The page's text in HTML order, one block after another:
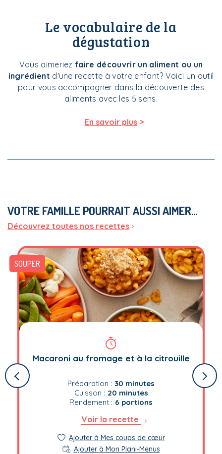
Le vocabulaire de la
dégustation
Vous aimeriez faire découvrir un aliment ou un
ingrédient d'une recette à votre enfant? Voici un outil
pour vous accompagner dans la découverte des
aliments avec les 5 sens.
En savoir plus >
VOTRE FAMILLE POURRAIT AUSSI AIMER…
Découvrez toutes nos recettes
SOUPER
Macaroni au fromage et à la citrouille
Préparation : 30 minutes
Cuisson : 20 minutes
Rendement : 6 portions
Voir la recette
Ajouter à Mes coups de cœur
Ajouter à Mon Plani-Menus